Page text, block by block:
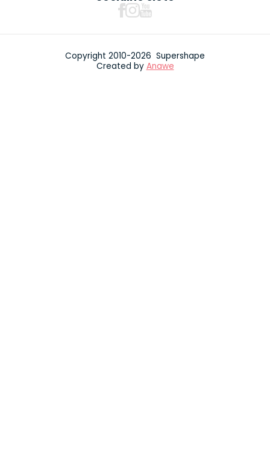
Copyright 2010-2026 Supershape
Created by Anawe